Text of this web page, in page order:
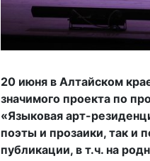
20 июня в Алтайском
значимого проекта по
«Языковая арт-
поэты и прозаики, так и
публикации, в т.ч. на